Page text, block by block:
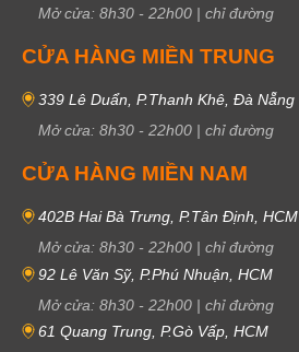
Mở cửa: 8h30 - 22h00 | chỉ đường
CỬA HÀNG MIỀN TRUNG
339 Lê Duẩn, P.Thanh Khê, Đà Nẵng
Mở cửa: 8h30 - 22h00 | chỉ đường
CỬA HÀNG MIỀN NAM
402B Hai Bà Trưng, P.Tân Định, HCM
Mở cửa: 8h30 - 22h00 | chỉ đường
92 Lê Văn Sỹ, P.Phú Nhuận, HCM
Mở cửa: 8h30 - 22h00 | chỉ đường
61 Quang Trung, P.Gò Vấp, HCM